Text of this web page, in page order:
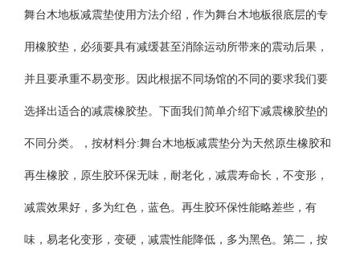
舞台木地板减震垫使用方法介绍，作为舞台木地板很底层的专
用橡胶垫，必须要具有减缓甚至消除运动所带来的震动后果，
并且要承重不易变形。因此根据不同场馆的不同的要求我们要
选择出适合的减震橡胶垫。下面我们简单介绍下减震橡胶垫的
不同分类。，按材料分:舞台木地板减震垫分为天然原生橡胶和
再生橡胶，原生胶环保无味，耐老化，减震寿命长，不变形，
减震效果好，多为红色，蓝色。再生胶环保性能略差些，有
味，易老化变形，变硬，减震性能降低，多为黑色。第二，按